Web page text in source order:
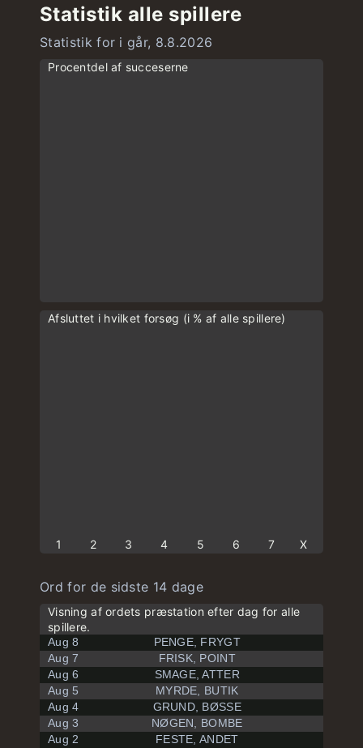
Statistik alle spillere
Statistik for i går, 8.8.2026
Procentdel af succeserne
Afsluttet i hvilket forsøg (i % af alle spillere)
1 2 3 4 5 6 7 X
Ord for de sidste 14 dage
Visning af ordets præstation efter dag for alle
spillere.
Aug 8
PENGE, FRYGT
Aug 7
FRISK, POINT
Aug 6
SMAGE, ATTER
Aug 5
MYRDE, BUTIK
Aug 4
GRUND, BØSSE
Aug 3
NØGEN, BOMBE
Aug 2
FESTE, ANDET